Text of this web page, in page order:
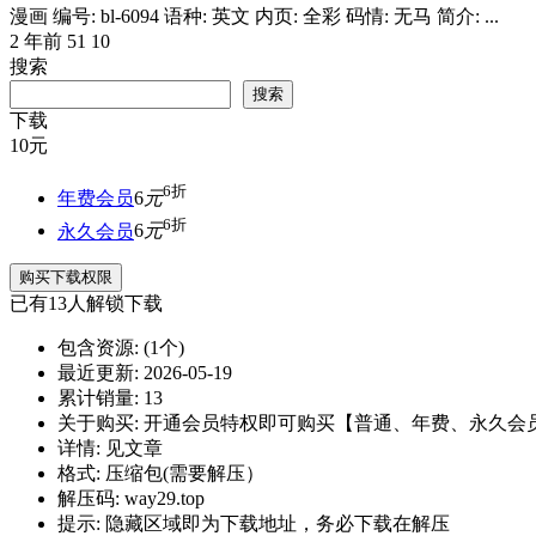
漫画 编号: bl-6094 语种: 英文 内页: 全彩 码情: 无马 简介: ...
2 年前 51 10
搜索
搜索
下载
10元
年费会员6元6折
永久会员6元6折
购买下载权限
已有13人解锁下载
包含资源: (1个)
最近更新: 2026-05-19
累计销量: 13
关于购买: 开通会员特权即可购买【普通、年费、永久会
详情: 见文章
格式: 压缩包(需要解压）
解压码: way29.top
提示: 隐藏区域即为下载地址，务必下载在解压